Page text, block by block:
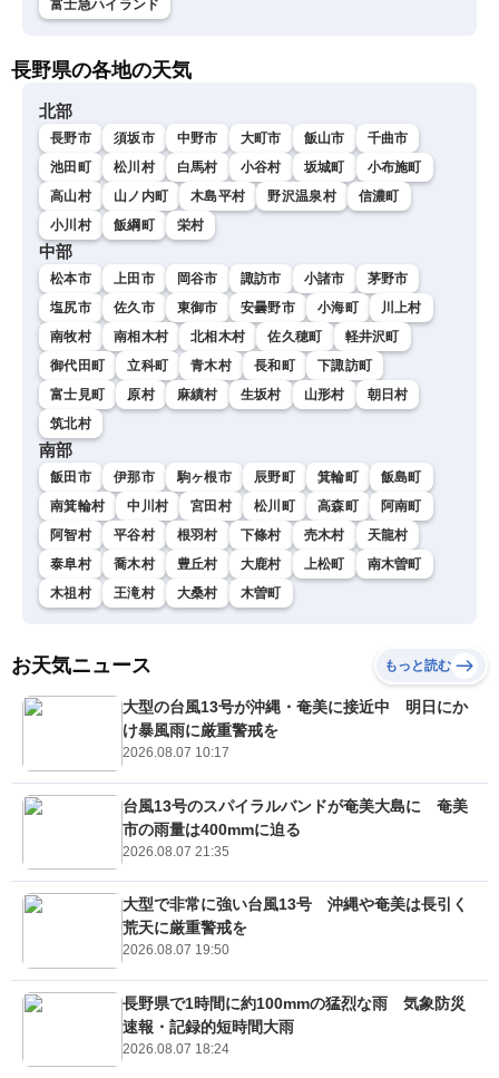
富士急ハイランド
長野県の各地の天気
北部
長野市 須坂市 中野市 大町市 飯山市
千曲市
池田町
松川村 白馬村 小谷村 坂城町
小布施町
高山村
山ノ内町 木島平村 野沢温泉村
信濃町
小川村
飯綱町 栄村
中部
松本市 上田市 岡谷市 諏訪市 小諸市
茅野市
塩尻市
佐久市 東御市 安曇野市 小海町
川上村
南牧村
南相木村 北相木村 佐久穂町
軽井沢町
御代田町
立科町 青木村 長和町
下諏訪町
富士見町
原村 麻績村 生坂村 山形村
朝日村
筑北村
南部
飯田市 伊那市 駒ヶ根市 辰野町 箕輪町
飯島町
南箕輪村
中川村 宮田村 松川町 高森町
阿南町
阿智村
平谷村 根羽村 下條村 売木村
天龍村
泰阜村
喬木村 豊丘村 大鹿村 上松町
南木曽町
木祖村
王滝村 大桑村 木曽町
お天気ニュース もっと読む
大型の台風13号が沖縄・奄美に接近中 明日にか
け暴風雨に厳重警戒を
2026.08.07 10:17
台風13号のスパイラルバンドが奄美大島に 奄美
市の雨量は400mmに迫る
2026.08.07 21:35
大型で非常に強い台風13号 沖縄や奄美は長引く
荒天に厳重警戒を
2026.08.07 19:50
長野県で1時間に約100mmの猛烈な雨 気象防災
速報・記録的短時間大雨
2026.08.07 18:24